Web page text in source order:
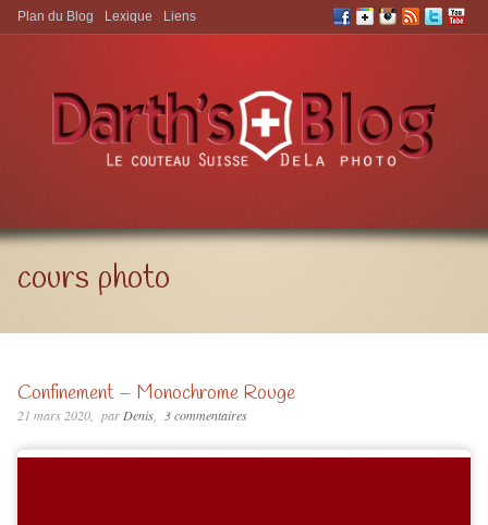
Aller à:
Plan du Blog Lexique Liens
cours photo
Confinement – Monochrome Rouge
21 mars 2020 parDenis 3 commentaires